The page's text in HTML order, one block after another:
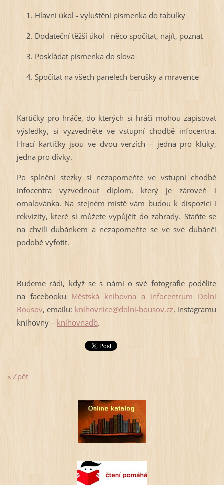
1. Hlavní úkol - vyluštění písmenka do tabulky
2. Dodateční těžší úkol - něco spočítat, najít, poznat
3. Poskládat písmenka do slova
4. Spočítat na všech panelech berušky a mravence
Kartičky pro hráče, do kterých si hráči mohou zapisovat
výsledky, si vyzvedněte ve vstupní chodbě infocentra.
Hrací kartičky jsou ve dvou verzích – jedna pro kluky,
jedna pro dívky.
Po splnění stezky si nezapomeňte ve vstupní chodbě
infocentra vyzvednout diplom, který je zároveň i
omalovánka. Na stejném místě vám budou k dispozici i
rekvizity, které si můžete vypůjčit do zahrady. Staňte se
na chvíli dubánkem a nezapomeňte se ve své dubánčí
podobě vyfotit.
Budeme rádi, když se s námi o své fotografie podělíte
na facebooku Městská knihovna a infocentrum Dolní
Bousov, emailu: knihovnice@dolni-bousov.cz, instagramu
knihovny – knihovnadb.
« Zpět